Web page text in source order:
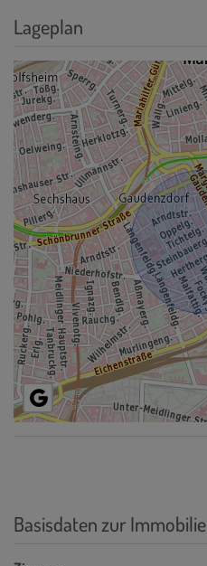
Lageplan
Basisdaten zur Immobilie